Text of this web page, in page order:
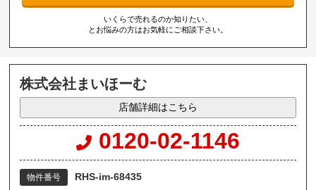
いくらで売れるのか知りたい、
とお悩みの方はお気軽にご相談下さい。
株式会社まいほーむ
店舗詳細はこちら
0120-02-1146
物件番号 RHS-im-68435